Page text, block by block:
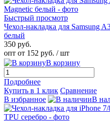
Быстрый просмотр
Чехол-накладка для Samsung
белый
350 руб.
опт от 152 руб. / шт
В корзину
Подробнее
Купить в 1 клик Сравнение
В избранное
В